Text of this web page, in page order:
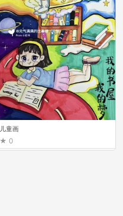
儿童画
0